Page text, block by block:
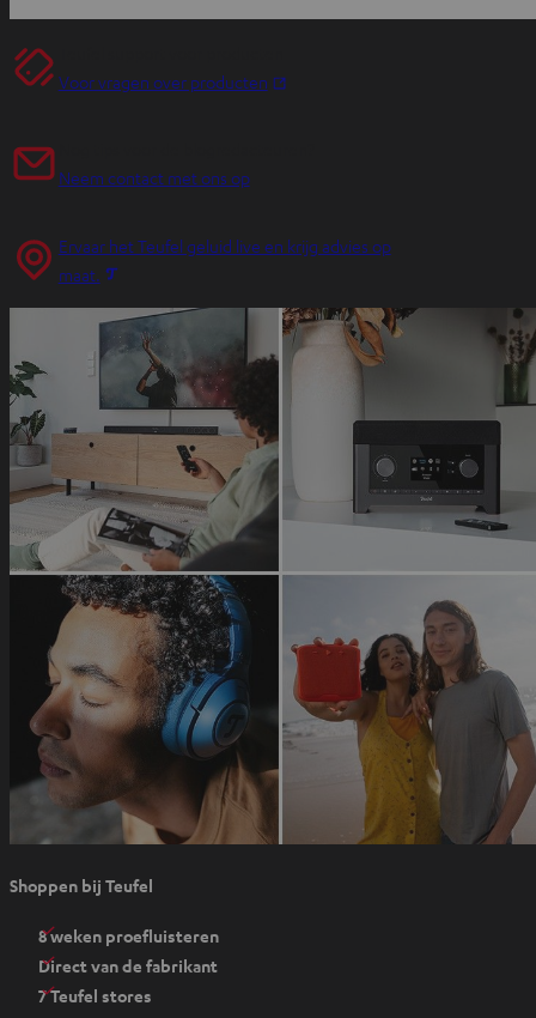
Voor vragen over producten
n
i
e
u
a
Neem contact met ons op
Ervaar het Teufel geluid live en krijg advies op
maat.
n
i
i
e
u
w
e
a
b
p
Shoppen bij Teufel
8 weken proefluisteren
Direct van de fabrikant
7 Teufel stores